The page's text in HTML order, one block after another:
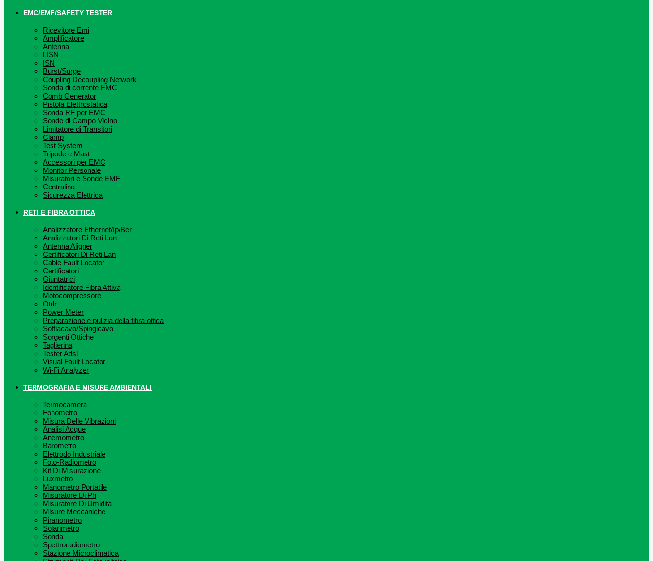
EMC/EMF/SAFETY TESTER
Ricevitore Emi
Amplificatore
Antenna
LISN
ISN
Burst/Surge
Coupling Decoupling Network
Sonda di corrente EMC
Comb Generator
Pistola Elettrostatica
Sonda RF per EMC
Sonde di Campo Vicino
Limitatore di Transitori
Clamp
Test System
Tripode e Mast
Accessori per EMC
Monitor Personale
Misuratori e Sonde EMF
Centralina
Sicurezza Elettrica
RETI E FIBRA OTTICA
Analizzatore Ethernet/Ip/Ber
Analizzatori Di Reti Lan
Antenna Aligner
Certificatori Di Reti Lan
Cable Fault Locator
Certificatori
Giuntatrici
Identificatore Fibra Attiva
Motocompressore
Otdr
Power Meter
Preparazione e pulizia della fibra ottica
Soffiacavo/Spingicavo
Sorgenti Ottiche
Taglierina
Tester Adsl
Visual Fault Locator
Wi-Fi Analyzer
TERMOGRAFIA E MISURE AMBIENTALI
Termocamera
Fonometro
Misura Delle Vibrazioni
Analisi Acque
Anemometro
Barometro
Elettrodo Industriale
Foto-Radiometro
Kit Di Misurazione
Luxmetro
Manometro Portatile
Misuratore Di Ph
Misuratore Di Umidità
Misure Meccaniche
Piranometro
Solarimetro
Sonda
Spettroradiometro
Stazione Microclimatica